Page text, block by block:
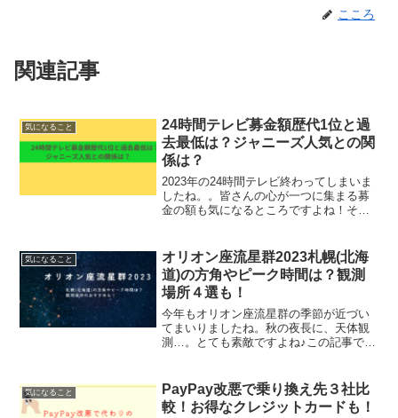
こころ
関連記事
気になること
24時間テレビ募金額歴代1位と過
去最低は？ジャニーズ人気との関
係は？
2023年の24時間テレビ終わってしまいま
したね。。皆さんの心が一つに集まる募
金の額も気になるところですよね！そこ
ソナリティになったジャニーズの人気度
と関係あるのかに...
気になること
オリオン座流星群2023札幌(北海
道)の方角やピーク時間は？観測
場所４選も！
今年もオリオン座流星群の季節が近づい
てまいりましたね。秋の夜長に、天体観
測…。とても素敵ですよね♪この記事で
見れる方角や、一番のピーク時間につい
て、また併せて観...
気になること
PayPay改悪で乗り換え先３社比
較！お得なクレジットカードも！